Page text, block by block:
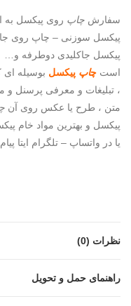
سفارش چاپ روی پیکسل به
پیکسل سوزنی – چاپ روی
پیکسل جاکلیدی دوطرفه و…
است چاپ پیکسل بوسیله ای
، تبلیغات و معرفی پرسنل و
متن ، طرح یا عکس روی آن
پیکسل و بهترین مواد خام
یا در واتساپ – تلگرام ایتا
نظرات (0)
راهنمای حمل و تحویل